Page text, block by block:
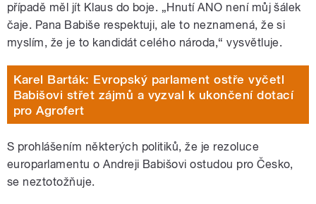
případě měl jít Klaus do boje. „Hnutí ANO není můj šálek
čaje. Pana Babiše respektuji, ale to neznamená, že si
myslím, že je to kandidát celého národa,“ vysvětluje.
Karel Barták: Evropský parlament ostře vyčetl
Babišovi střet zájmů a vyzval k ukončení dotací
pro Agrofert
S prohlášením některých politiků, že je rezoluce
europarlamentu o Andreji Babišovi ostudou pro Česko,
se neztotožňuje.